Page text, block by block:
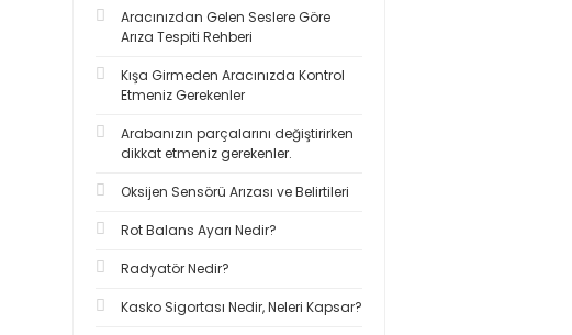
Aracınızdan Gelen Seslere Göre
Arıza Tespiti Rehberi
Kışa Girmeden Aracınızda Kontrol
Etmeniz Gerekenler
Arabanızın parçalarını değiştirirken
dikkat etmeniz gerekenler.
Oksijen Sensörü Arızası ve Belirtileri
Rot Balans Ayarı Nedir?
Radyatör Nedir?
Kasko Sigortası Nedir, Neleri Kapsar?